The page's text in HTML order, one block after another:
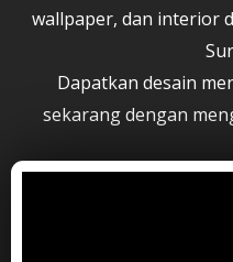
wallpaper, dan interior
Dapatkan desain
sekarang dengan